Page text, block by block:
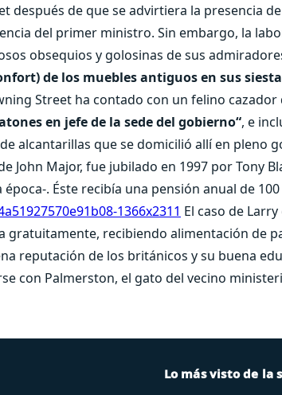
después de que se advirtiera la presencia
del primer ministro. Sin embargo, la
obsequios y golosinas de sus
de los muebles antiguos en sus
Street ha contado con un felino
en jefe de la sede del gobierno“, e
alcantarillas que se domicilió allí en pleno
John Major, fue jubilado en 1997 por Tony
. Éste recibía una pensión anual de
El caso de
gratuitamente, recibiendo alimentación de
reputación de los británicos y su buena
con Palmerston, el gato del vecino
Lo más visto de la